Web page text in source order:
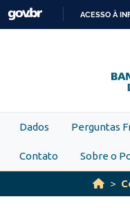
Skip to main content
ACESSO À
Dados Perguntas
Contato Sobre o